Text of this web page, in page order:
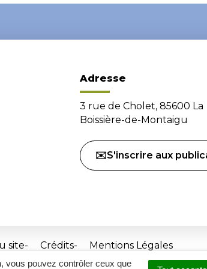
vous pouvez contrôler ceux que
Adresse
3 rue de Cholet, 85600 La
Boissière-de-Montaigu
✉️S'inscrire aux
site Crédits Mentions Légales